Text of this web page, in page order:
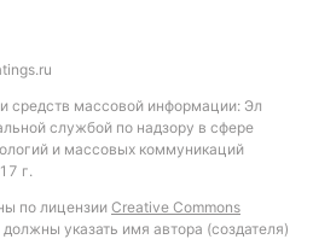
Подписаться
средств массовой информации: Эл
службой по надзору в сфере
и массовых коммуникаций
г.
по лицензии Creative Commons
указать имя автора (создателя)